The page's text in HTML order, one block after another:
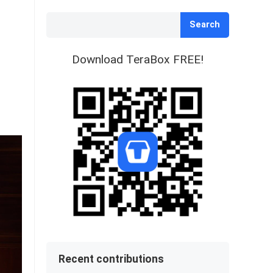
Search
Download TeraBox FREE!
Recent contributions